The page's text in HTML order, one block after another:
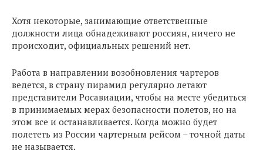
Хотя некоторые, занимающие ответственные
должности лица обнадеживают россиян, ничего не
происходит, официальных решений нет.
Работа в направлении возобновления чартеров
ведется, в страну пирамид регулярно летают
представители Росавиации, чтобы на месте убедиться
в принимаемых мерах безопасности полетов, но на
этом все и останавливается. Когда можно будет
полететь из России чартерным рейсом – точной даты
не называется.